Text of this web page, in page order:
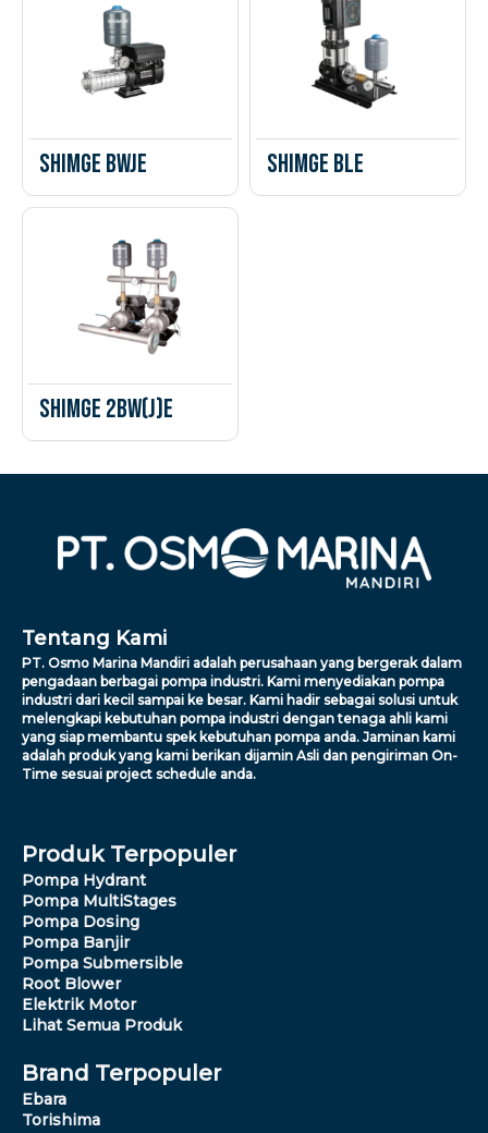
Shimge BWJE Shimge BLE
Shimge 2BW(J)E
Tentang Kami
PT. Osmo Marina Mandiri adalah perusahaan yang bergerak dalam
pengadaan berbagai pompa industri. Kami menyediakan pompa
industri dari kecil sampai ke besar. Kami hadir sebagai solusi untuk
melengkapi kebutuhan pompa industri dengan tenaga ahli kami
yang siap membantu spek kebutuhan pompa anda. Jaminan kami
adalah produk yang kami berikan dijamin Asli dan pengiriman On-
Time sesuai project schedule anda.
Produk Terpopuler
Pompa Hydrant
Pompa MultiStages
Pompa Dosing
Pompa Banjir
Pompa Submersible
Root Blower
Elektrik Motor
Lihat Semua Produk
Brand Terpopuler
Ebara
Torishima